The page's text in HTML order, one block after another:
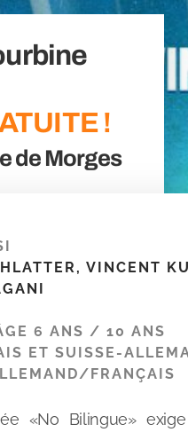
!
de Morges
VINCENT
6 ANS / 10 ANS
ET SUISSE-
FRANÇAIS
«No Bilingue»